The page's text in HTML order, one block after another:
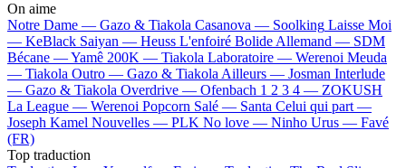
On aime
Notre Dame — Gazo & Tiakola Casanova — Soolking Laisse Moi
— KeBlack Saiyan — Heuss L'enfoiré Bolide Allemand — SDM
Bécane —Yamê 200K — Tiakola Laboratoire — Werenoi Meuda
— Tiakola Outro — Gazo & TiakolaAilleurs — Josman Interlude
— Gazo & Tiakola Overdrive — Ofenbach 1 2 3 4 — ZOKUSH
La League — Werenoi Popcorn Salé — Santa Celui qui part —
Joseph Kamel Nouvelles — PLK No love — Ninho Urus — Favé
(FR)
Top traduction